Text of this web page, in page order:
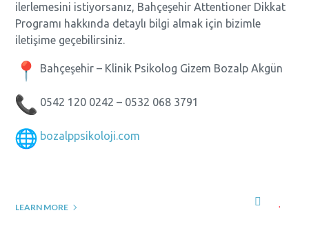
ilerlemesini istiyorsanız, Bahçeşehir Attentioner Dikkat
Programı hakkında detaylı bilgi almak için bizimle
iletişime geçebilirsiniz.
Bahçeşehir – Klinik Psikolog Gizem Bozalp Akgün
0542 120 0242 – 0532 068 3791
bozalppsikoloji.com
LEARN MORE